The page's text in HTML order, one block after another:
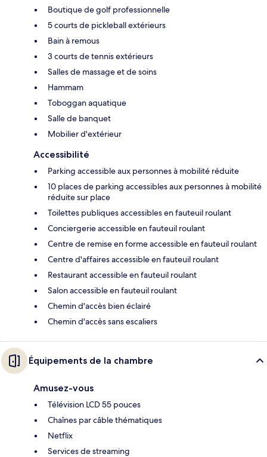
Boutique de golf professionnelle
5 courts de pickleball extérieurs
Bain à remous
3 courts de tennis extérieurs
Salles de massage et de soins
Hammam
Toboggan aquatique
Salle de banquet
Mobilier d'extérieur
Accessibilité
Parking accessible aux personnes à mobilité réduite
10 places de parking accessibles aux personnes à mobilité
réduite sur place
Toilettes publiques accessibles en fauteuil roulant
Conciergerie accessible en fauteuil roulant
Centre de remise en forme accessible en fauteuil roulant
Centre d'affaires accessible en fauteuil roulant
Restaurant accessible en fauteuil roulant
Salon accessible en fauteuil roulant
Chemin d'accès bien éclairé
Chemin d'accès sans escaliers
Équipements de la chambre
Amusez-vous
Télévision LCD 55 pouces
Chaînes par câble thématiques
Netflix
Services de streaming